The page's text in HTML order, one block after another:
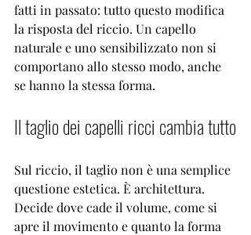
fatti in passato: tutto questo modifica
la risposta del riccio. Un capello
naturale e uno sensibilizzato non si
comportano allo stesso modo, anche
se hanno la stessa forma.
Il taglio dei capelli ricci cambia tutto
Sul riccio, il taglio non è una semplice
questione estetica. È architettura.
Decide dove cade il volume, come si
apre il movimento e quanto la forma